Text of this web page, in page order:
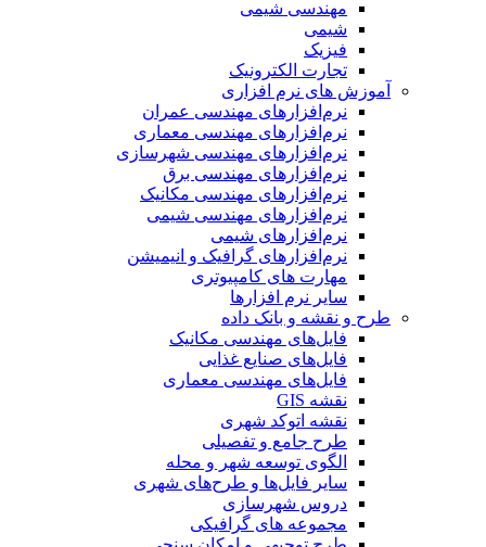
مهندسی شیمی
شیمی
فیزیک
تجارت الکترونیک
آموزش های نرم افزاری
نرم‌افزارهای مهندسی عمران
نرم‌افزارهای مهندسی معماری
نرم‌افزارهای مهندسی شهرسازی
نرم‌افزارهای مهندسی برق
نرم‌افزارهای مهندسی مکانیک
نرم‌افزارهای مهندسی شیمی
نرم‌افزارهای شیمی
نرم‌افزارهای گرافیک و انیمیشن
مهارت های کامپیوتری
سایر نرم افزارها
طرح و نقشه و بانک داده
فایل‌های مهندسی مکانیک
فایل‌های صنایع غذایی
فایل‌های مهندسی معماری
نقشه GIS
نقشه اتوکد شهری
طرح جامع و تفصیلی
الگوی توسعه شهر و محله
سایر فایل‌ها و طرح‌های شهری
دروس شهرسازی
مجموعه های گرافیکی